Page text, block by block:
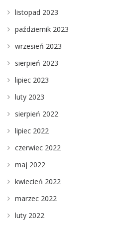
listopad 2023
październik 2023
wrzesień 2023
sierpień 2023
lipiec 2023
luty 2023
sierpień 2022
lipiec 2022
czerwiec 2022
maj 2022
kwiecień 2022
marzec 2022
luty 2022